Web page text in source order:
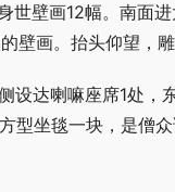
世壁画12幅。南面
壁画。抬头仰望，雕
设达喇嘛座席1处，
型坐毯一块，是僧